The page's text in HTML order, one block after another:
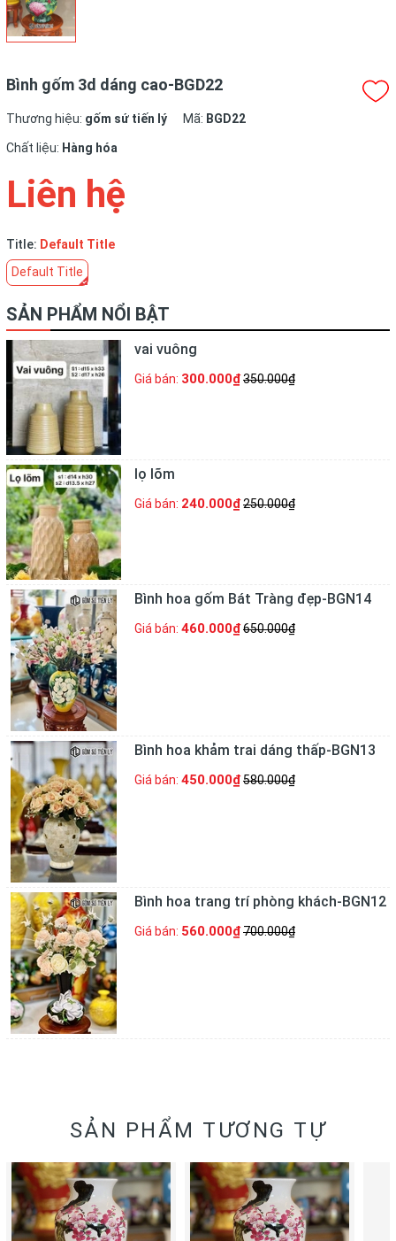
Bình gốm 3d dáng cao-BGD22
Thương hiệu: gốm sứ tiến lý Mã: BGD22
Chất liệu: Hàng hóa
Liên hệ
Title: Default Title
Default Title
SẢN PHẨM NỔI BẬT
vai vuông
Giá bán: 300.000₫350.000₫
lọ lõm
Giá bán: 240.000₫250.000₫
Bình hoa gốm Bát Tràng đẹp-BGN14
Giá bán: 460.000₫650.000₫
Bình hoa khảm trai dáng thấp-BGN13
Giá bán: 450.000₫580.000₫
Bình hoa trang trí phòng khách-BGN12
Giá bán: 560.000₫700.000₫
SẢN PHẨM TƯƠNG TỰ